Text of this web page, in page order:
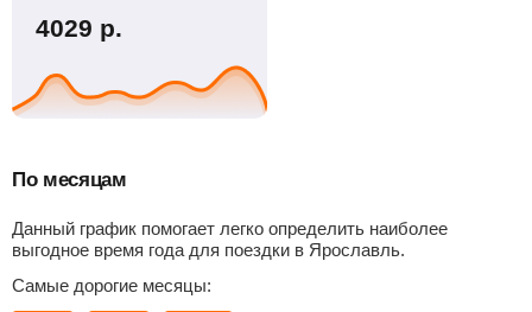
4029 р.
По месяцам
Данный график помогает легко определить наиболее
выгодное время года для поездки в Ярославль.
Самые дорогие месяцы: